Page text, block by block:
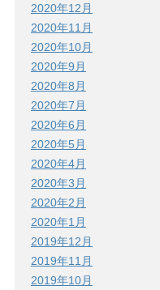
2020年12月
2020年11月
2020年10月
2020年9月
2020年8月
2020年7月
2020年6月
2020年5月
2020年4月
2020年3月
2020年2月
2020年1月
2019年12月
2019年11月
2019年10月